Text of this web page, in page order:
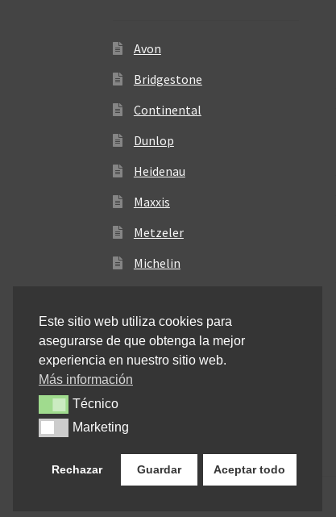
Avon
Bridgestone
Continental
Dunlop
Heidenau
Maxxis
Metzeler
Michelin
Pirelli
Este sitio web utiliza cookies para
asegurarse de que obtenga la mejor
experiencia en nuestro sitio web.
Más información
TécnicoTécnico
MarketingMarketing
Rechazar Guardar Aceptar todo